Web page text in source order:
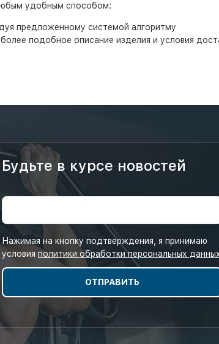
удобным способом:
предложенному системой алгоритму
подобное описание изделия и условия
Будьте в курсе новостей
Нажимая на кнопку подтверждения, я принимаю
условия политики обработки персональных